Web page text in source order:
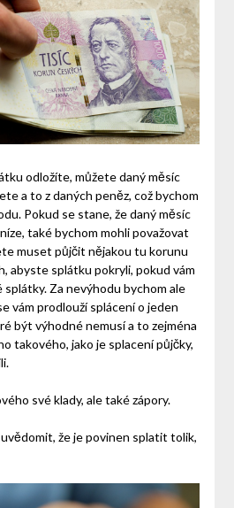
odložíte, můžete daný měsíc
a to z daných peněz, což bychom
Pokud se stane, že daný měsíc
také bychom mohli považovat
muset půjčit nějakou tu korunu
abyste splátku pokryli, pokud vám
splátky. Za nevýhodu bychom ale
vám prodlouží splácení o jeden
být výhodné nemusí a to zejména
takového, jako je splacení půjčky,
své klady, ale také zápory.
že je povinen splatit tolik,